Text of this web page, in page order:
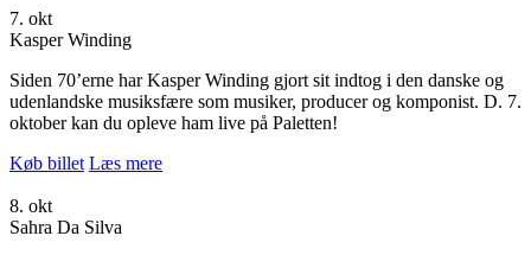
7. okt
Kasper Winding
Siden 70’erne har Kasper Winding gjort sit indtog i den danske og
udenlandske musiksfære som musiker, producer og komponist. D. 7.
oktober kan du opleve ham live på Paletten!
Køb billet Læs mere
8. okt
Sahra Da Silva